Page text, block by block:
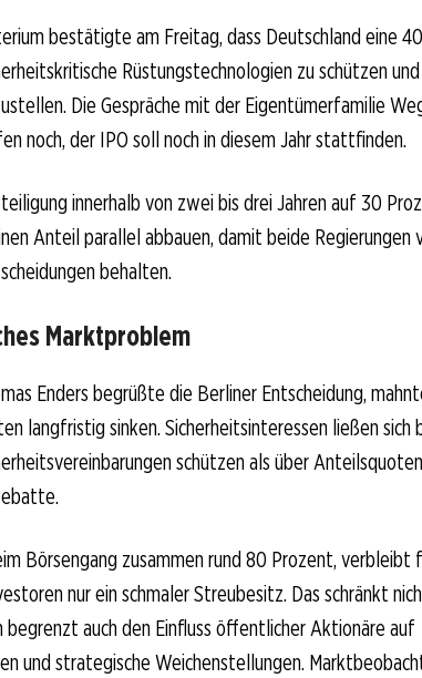
bestätigte am Freitag, dass Deutschland eine
Rüstungstechnologien zu schützen und
Die Gespräche mit der Eigentümerfamilie
noch, der IPO soll noch in diesem Jahr stattfinden.
innerhalb von zwei bis drei Jahren auf 30
Anteil parallel abbauen, damit beide Regierungen
behalten.
Marktproblem
Enders begrüßte die Berliner Entscheidung,
langfristig sinken. Sicherheitsinteressen ließen sich
schützen als über
Börsengang zusammen rund 80 Prozent, verbleibt
nur ein schmaler Streubesitz. Das schränkt
begrenzt auch den Einfluss öffentlicher Aktionäre auf
und strategische Weichenstellungen.